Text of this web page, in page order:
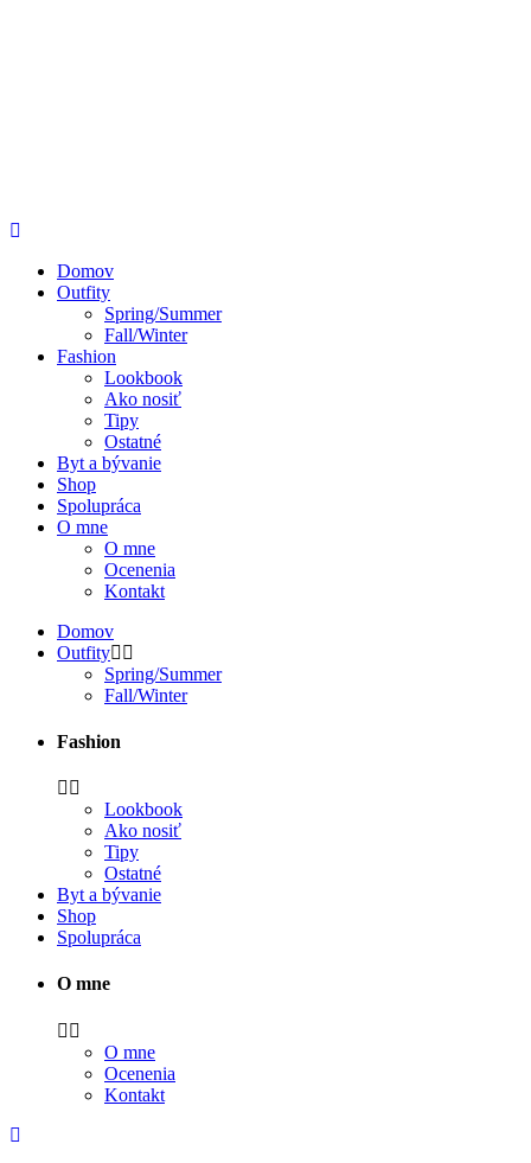
Domov
Outfity
Spring/Summer
Fall/Winter
Fashion
Lookbook
Ako nosiť
Tipy
Ostatné
Byt a bývanie
Shop
Spolupráca
O mne
O mne
Ocenenia
Kontakt
Domov
Outfity
Spring/Summer
Fall/Winter
Fashion
Lookbook
Ako nosiť
Tipy
Ostatné
Byt a bývanie
Shop
Spolupráca
O mne
O mne
Ocenenia
Kontakt